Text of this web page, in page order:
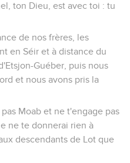
ton Dieu, est avec toi : tu
de nos frères, les
en Séir et à distance du
Guéber, puis nous
et nous avons pris la
pas Moab et ne t'engage pas
ne te donnerai rien à
descendants de Lot que